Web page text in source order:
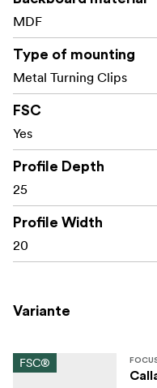
MDF
Type of mounting
Metal Turning Clips
FSC
Yes
Profile Depth
25
Profile Width
20
Variante
FSC®